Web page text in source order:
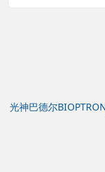
光神巴德尔